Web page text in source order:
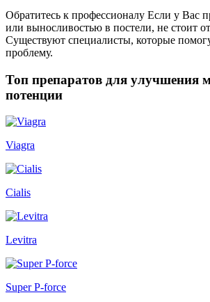
Обратитесь к профессионалу Если у Вас
или выносливостью в постели, не стоит
Существуют специалисты, которые
проблему.
Топ препаратов для улучшения
потенции
Viagra
Cialis
Levitra
Super P-force